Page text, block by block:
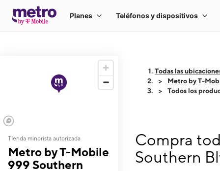
TIenda minorista autorizada
Metro by T-Mobile
999 Southern
Todas las
Metro by T-
Todos los
Compra
Southern